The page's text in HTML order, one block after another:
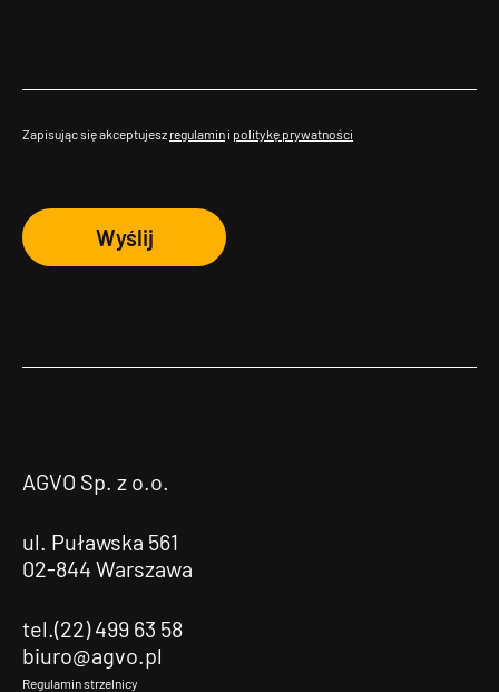
Zapisując się akceptujesz regulamin i politykę prywatności
Wyślij
AGVO Sp. z o.o.
ul. Puławska 561
02-844 Warszawa
tel.(22) 499 63 58
biuro@agvo.pl
Regulamin strzelnicy